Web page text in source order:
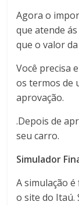
Agora o
que atende
que o valor
Você precisa
os termos de
aprovação.
.Depois de
seu carro.
Simulador
A simulação
o site do Itaú.